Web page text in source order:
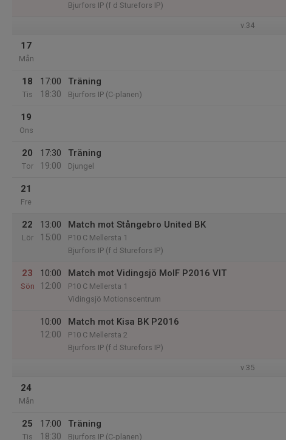
Bjurfors IP (f d Sturefors IP)
v.34
17
Mån
18
Tis
17:00
18:30
Träning
Bjurfors IP (C-planen)
19
Ons
20
Tor
17:30
19:00
Träning
Djungel
21
Fre
22
Lör
13:00
15:00
Match mot Stångebro United BK
P10 C Mellersta 1
Bjurfors IP (f d Sturefors IP)
23
Sön
10:00
12:00
Match mot Vidingsjö MoIF P2016 VIT
P10 C Mellersta 1
Vidingsjö Motionscentrum
10:00
12:00
Match mot Kisa BK P2016
P10 C Mellersta 2
Bjurfors IP (f d Sturefors IP)
v.35
24
Mån
25
Tis
17:00
18:30
Träning
Bjurfors IP (C-planen)